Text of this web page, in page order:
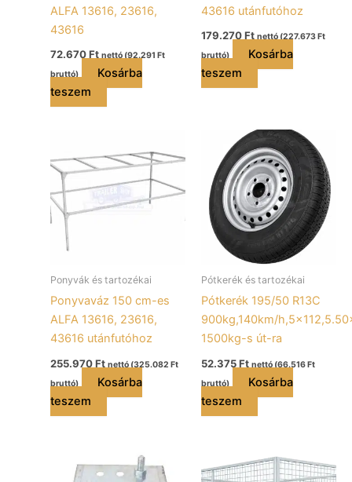
ALFA 13616, 23616,
43616
72.670Ft nettó (92.291 Ft
bruttó)
Kosárba
teszem
43616 utánfutóhoz
179.270Ft nettó (227.673Ft
bruttó)
Kosárba
teszem
Ponyvák és tartozékai
Ponyvaváz 150 cm-es
ALFA 13616, 23616,
43616 utánfutóhoz
255.970Ft nettó (325.082 Ft
bruttó)
Kosárba
teszem
Pótkerék és tartozékai
Pótkerék 195/50 R13C
900kg,140km/
1500kg-s út-ra
52.375Ft nettó (66.516Ft
bruttó)
Kosárba
teszem